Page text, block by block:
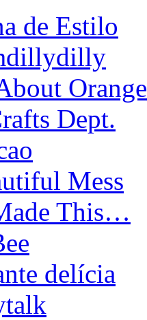
de Estilo
Orange
Dept.
Mess
This…
delícia